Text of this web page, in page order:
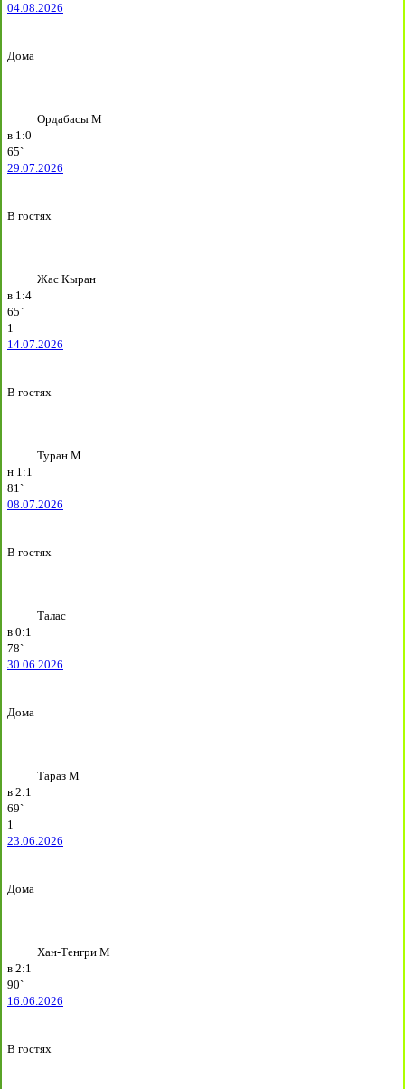
04.08.2026
Дома
Ордабасы М
в 1:0
65`
29.07.2026
В гостях
Жас Кыран
в 1:4
65`
1
14.07.2026
В гостях
Туран М
н 1:1
81`
08.07.2026
В гостях
Талас
в 0:1
78`
30.06.2026
Дома
Тараз М
в 2:1
69`
1
23.06.2026
Дома
Хан-Тенгри М
в 2:1
90`
16.06.2026
В гостях